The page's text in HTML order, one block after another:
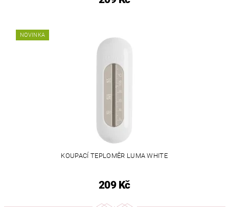
NOVINKA
KOUPACÍ TEPLOMĚR LUMA WHITE
209 Kč